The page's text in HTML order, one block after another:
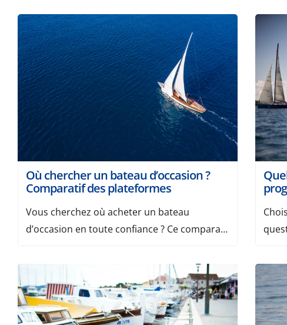
Où chercher un bateau d’occasion ?
Comparatif des plateformes
Vous cherchez où acheter un bateau
d’occasion en toute confiance ? Ce comparatif
pour trouver un modèle au bon prix, avec
nos critères de choix et des conseils de
sécurité. Avant de vous lancer, consultez
aussi nos 8 conseils avant d’acheter un
et